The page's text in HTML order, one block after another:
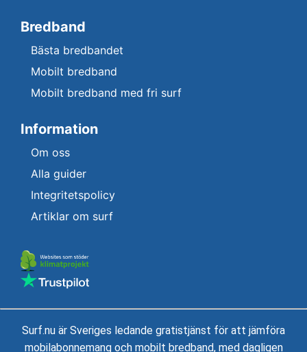
Bredband
Bästa bredbandet
Mobilt bredband
Mobilt bredband med fri surf
Information
Om oss
Alla guider
Integritetspolicy
Artiklar om surf
Surf.nu är Sveriges ledande gratistjänst för att jämföra
mobilabonnemang och mobilt bredband, med dagligen